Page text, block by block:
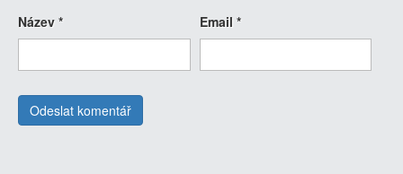
Název * Email *